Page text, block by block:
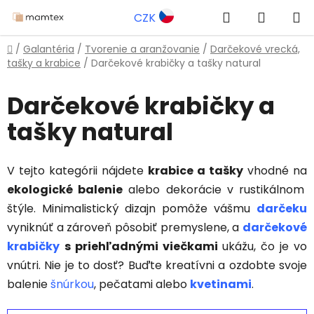
na
obsah
CZK Hľadať
KOŠÍK
Domov
/ Galantéria / Tvorenie a aranžovanie / Darčekové vrecká,
tašky a krabice / Darčekové krabičky a tašky natural
Darčekové krabičky a
tašky natural
V tejto kategórii nájdete krabice a taškyvhodné na
ekologické balenie alebo dekorácie v rustikálnom
štýle. Minimalistický dizajn pomôže vášmu darčeku
vyniknúť a zároveň pôsobiť premyslene, a darčekové
krabičky s priehľadnými viečkami ukážu, čo je vo
vnútri. Nie je to dosť? Buďte kreatívni a ozdobte svoje
baleniešnúrkou, pečatami alebo kvetinami.